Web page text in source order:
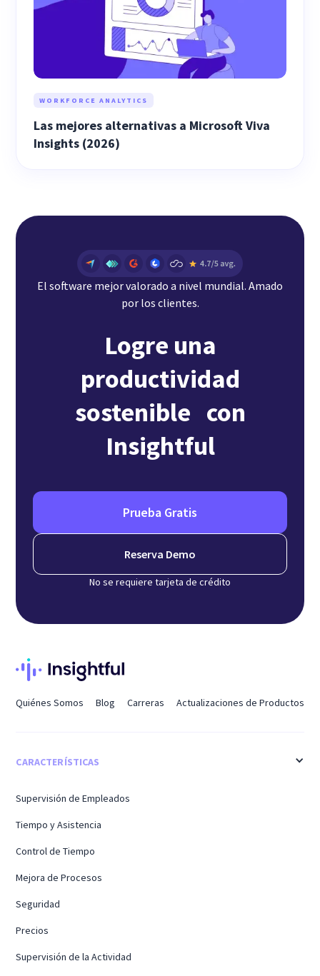
WORKFORCE ANALYTICS
Las mejores alternativas a Microsoft Viva
Insights (2026)
El software mejor valorado a nivel mundial. Amado
por los clientes.
Logre una
productividad
sostenible con
Insightful
Prueba Gratis
Reserva Demo
No se requiere tarjeta de crédito
Quiénes Somos Blog Carreras Actualizaciones de Productos
CARACTERÍSTICAS
Supervisión de Empleados
Tiempo y Asistencia
Control de Tiempo
Mejora de Procesos
Seguridad
Precios
Supervisión de la Actividad